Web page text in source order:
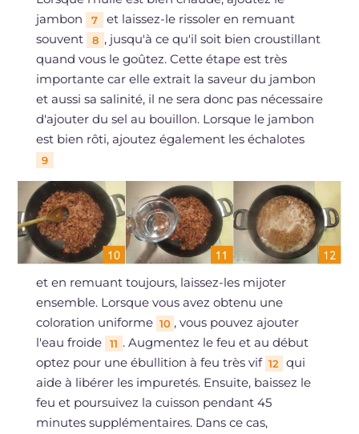
jambon
7
et laissez-le rissoler en remuant
souvent
8 , jusqu'à ce qu'il soit bien croustillant
quand vous le goûtez. Cette étape est très
importante car elle extrait la saveur du jambon
et aussi sa salinité, il ne sera donc pas nécessaire
d'ajouter du sel au bouillon. Lorsque le jambon
est bien rôti, ajoutez également les échalotes
9
et en remuant toujours, laissez-les mijoter
ensemble. Lorsque vous avez obtenu une
coloration uniforme 10 , vous pouvez ajouter
l'eau froide
11 . Augmentez le feu et au début
optez pour une ébullition à feu très vif 12
qui
aide à libérer les impuretés. Ensuite, baissez le
feu et poursuivez la cuisson pendant 45
minutes supplémentaires. Dans ce cas,